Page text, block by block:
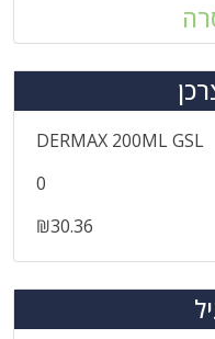
DERMAX 200ML GSL
0
₪30.36